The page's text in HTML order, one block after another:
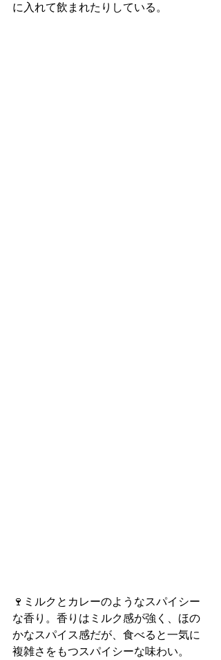
に入れて飲まれたりしている。
🍷ミルクとカレーのようなスパイシー
な香り。香りはミルク感が強く、ほの
かなスパイス感だが、食べると一気に
複雑さをもつスパイシーな味わい。